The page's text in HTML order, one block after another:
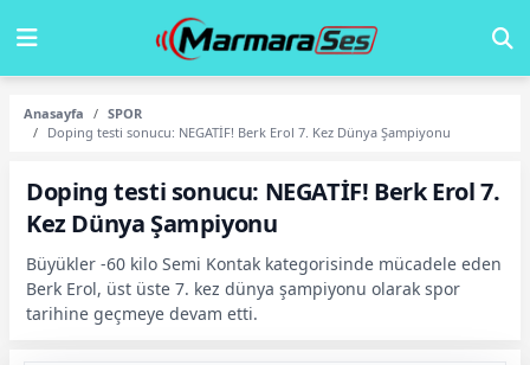
Anasayfa
SPOR
Doping testi sonucu: NEGATİF! Berk Erol 7. Kez Dünya Şampiyonu
Doping testi sonucu: NEGATİF! Berk Erol 7.
Kez Dünya Şampiyonu
Büyükler -60 kilo Semi Kontak kategorisinde mücadele eden
Berk Erol, üst üste 7. kez dünya şampiyonu olarak spor
tarihine geçmeye devam etti.